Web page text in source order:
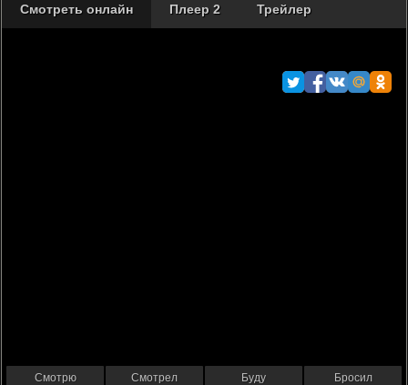
Смотреть онлайн Плеер 2 Трейлер
Смотрю Смотрел Буду Бросил